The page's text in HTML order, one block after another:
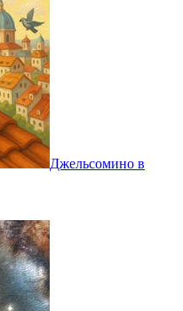
Джельсомино в